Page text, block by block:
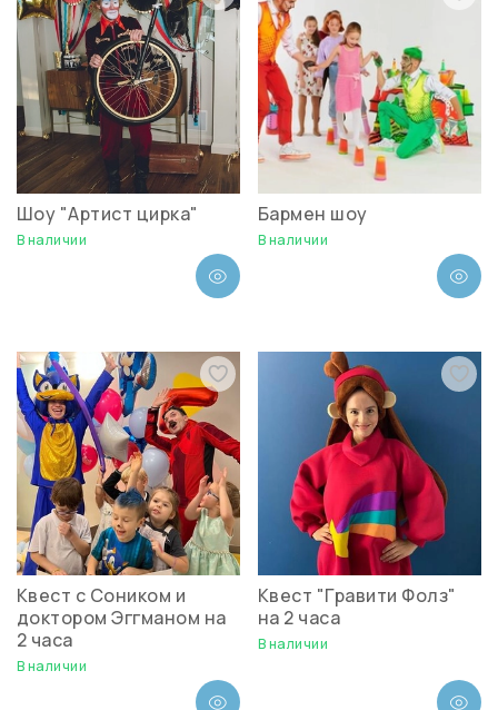
Шоу "Артист цирка"
В наличии
Бармен шоу
В наличии
Квест с Соником и
доктором Эггманом на
2 часа
В наличии
Квест "Гравити Фолз"
на 2 часа
В наличии